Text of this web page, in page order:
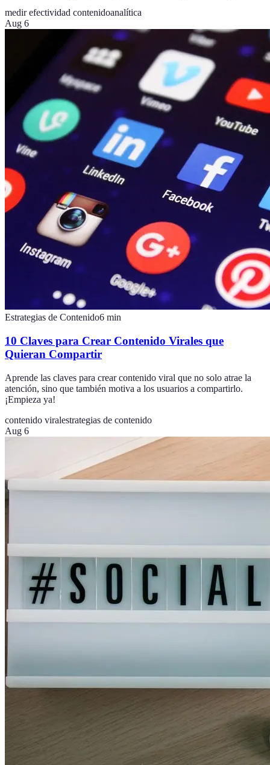
medir efectividad contenidoanalítica
Aug 6
Estrategias de Contenido6 min
10 Claves para Crear Contenido Virales que
Quieran Compartir
Aprende las claves para crear contenido viral que no solo atrae la
atención, sino que también motiva a los usuarios a compartirlo.
¡Empieza ya!
contenido viralestrategias de contenido
Aug 6